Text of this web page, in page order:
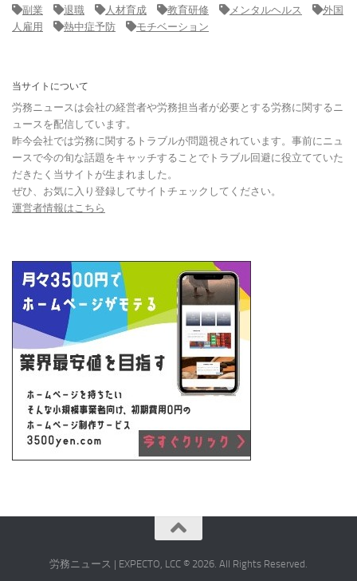
副業
退職 人材育成 教育研修 メンタルヘルス
外国
人雇用
熱中症予防 モチベーション
当サイトについて
労務ニュースは会社の経営者や労務担当者が必要とする労務に関するニ
ュースを配信しています。
昨今会社では労務に関するトラブルが問題視されています。事前にニュ
ースで今の旬な話題をキャッチすることでトラブル回避に役立てていた
だきたく当サイトが生まれました。
ぜひ、お気に入り登録してサイトチェックしてください。
運営者情報はこちら
労務ニュース | EXPECTO, LCC © 2026. All Rights Reserved.